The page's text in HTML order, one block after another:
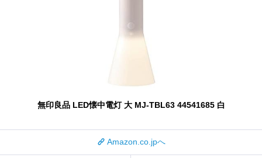
無印良品 LED懐中電灯 大 MJ‐TBL63 44541685 白
Amazon.co.jpへ